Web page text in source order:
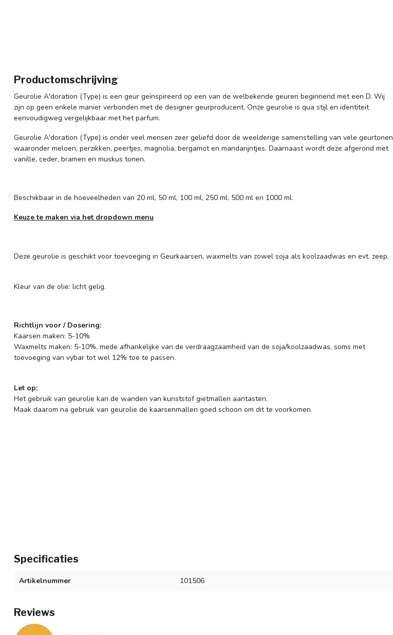
Productomschrijving
Geurolie A'doration (Type) is een geur geïnspireerd op een van de welbekende geuren beginnend met een D. Wij
zijn op geen enkele manier verbonden met de designer geurproducent. Onze geurolie is qua stijl en identiteit
eenvoudigweg vergelijkbaar met het parfum.
Geurolie A'doration (Type) is onder veel mensen zeer geliefd door de weelderige samenstelling van vele geurtonen
waaronder meloen, perzikken, peertjes, magnolia, bergamot en mandarijntjes. Daarnaast wordt deze afgerond met
vanille, ceder, bramen en muskus tonen.
Beschikbaar in de hoeveelheden van 20 ml, 50 ml, 100 ml, 250 ml, 500 ml en 1000 ml.
Keuze te maken via het dropdown menu
Deze geurolie is geschikt voor toevoeging in Geurkaarsen, waxmelts van zowel soja als koolzaadwas en evt. zeep.
Kleur van de olie: licht gelig.
Richtlijn voor / Dosering:
Kaarsen maken: 5-10%
Waxmelts maken: 5-10%, mede afhankelijke van de verdraagzaamheid van de soja/koolzaadwas, soms met
toevoeging van vybar tot wel 12% toe te passen.
Let op:
Het gebruik van geurolie kan de wanden van kunststof gietmallen aantasten.
Maak daarom na gebruik van geurolie de kaarsenmallen goed schoon om dit te voorkomen.
Specificaties
Artikelnummer 101506
Reviews